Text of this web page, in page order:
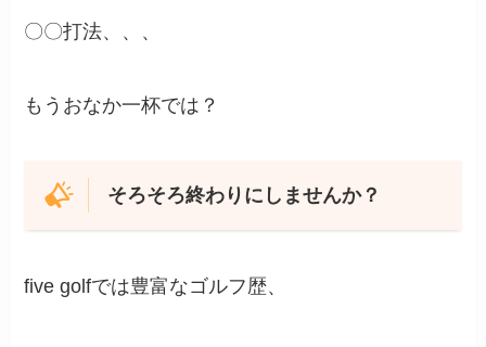
〇〇打法、、、
もうおなか一杯では？
そろそろ終わりにしませんか？
five golfでは豊富なゴルフ歴、